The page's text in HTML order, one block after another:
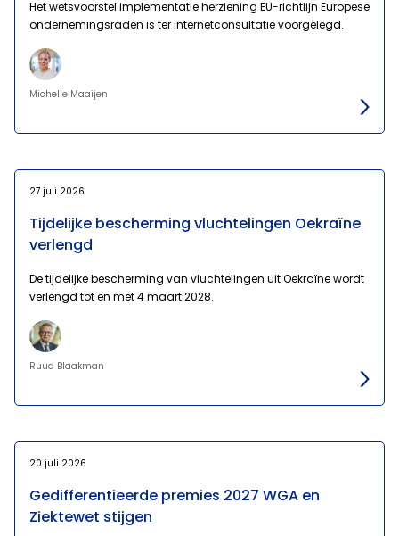
Het wetsvoorstel implementatie herziening EU-richtlijn Europese
ondernemingsraden is ter internetconsultatie voorgelegd.
Michelle Maaijen
27 juli 2026
Tijdelijke bescherming vluchtelingen Oekraïne
verlengd
De tijdelijke bescherming van vluchtelingen uit Oekraïne wordt
verlengd tot en met 4 maart 2028.
Ruud Blaakman
20 juli 2026
Gedifferentieerde premies 2027 WGA en
Ziektewet stijgen